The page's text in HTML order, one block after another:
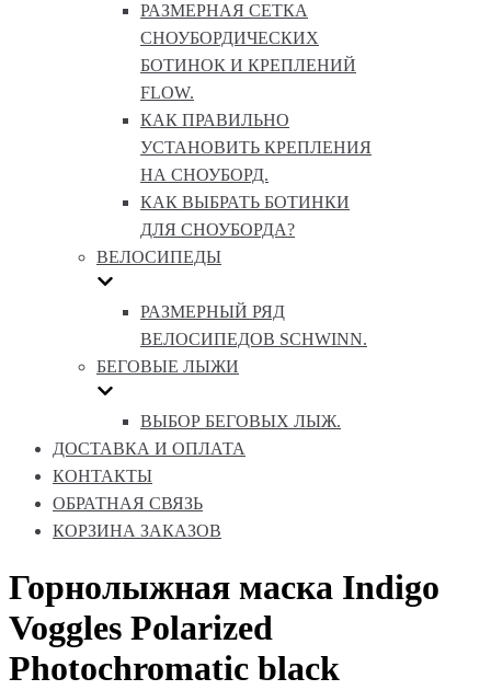
РАЗМЕРНАЯ СЕТКА
СНОУБОРДИЧЕСКИХ
БОТИНОК И КРЕПЛЕНИЙ
FLOW.
КАК ПРАВИЛЬНО
УСТАНОВИТЬ КРЕПЛЕНИЯ
НА СНОУБОРД.
КАК ВЫБРАТЬ БОТИНКИ
ДЛЯ СНОУБОРДА?
ВЕЛОСИПЕДЫ
РАЗМЕРНЫЙ РЯД
ВЕЛОСИПЕДОВ SCHWINN.
БЕГОВЫЕ ЛЫЖИ
ВЫБОР БЕГОВЫХ ЛЫЖ.
ДОСТАВКА И ОПЛАТА
КОНТАКТЫ
ОБРАТНАЯ СВЯЗЬ
КОРЗИНА ЗАКАЗОВ
Горнолыжная маска Indigo
Voggles Polarized
Photochromatic black